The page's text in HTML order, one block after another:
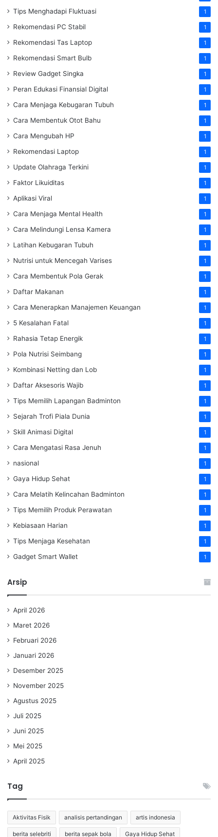
Tips Menghadapi Fluktuasi 1
Rekomendasi PC Stabil 1
Rekomendasi Tas Laptop 1
Rekomendasi Smart Bulb 1
Review Gadget Singka 1
Peran Edukasi Finansial Digital 1
Cara Menjaga Kebugaran Tubuh 1
Cara Membentuk Otot Bahu 1
Cara Mengubah HP 1
Rekomendasi Laptop 1
Update Olahraga Terkini 1
Faktor Likuiditas 1
Aplikasi Viral 1
Cara Menjaga Mental Health 1
Cara Melindungi Lensa Kamera 1
Latihan Kebugaran Tubuh 1
Nutrisi untuk Mencegah Varises 1
Cara Membentuk Pola Gerak 1
Daftar Makanan 1
Cara Menerapkan Manajemen Keuangan 1
5 Kesalahan Fatal 1
Rahasia Tetap Energik 1
Pola Nutrisi Seimbang 1
Kombinasi Netting dan Lob 1
Daftar Aksesoris Wajib 1
Tips Memilih Lapangan Badminton 1
Sejarah Trofi Piala Dunia 1
Skill Animasi Digital 1
Cara Mengatasi Rasa Jenuh 1
nasional 1
Gaya Hidup Sehat 1
Cara Melatih Kelincahan Badminton 1
Tips Memilih Produk Perawatan 1
Kebiasaan Harian 1
Tips Menjaga Kesehatan 1
Gadget Smart Wallet 1
Arsip
April 2026
Maret 2026
Februari 2026
Januari 2026
Desember 2025
November 2025
Agustus 2025
Juli 2025
Juni 2025
Mei 2025
April 2025
Tag
Aktivitas Fisik analisis pertandingan artis indonesia
berita selebriti berita sepak bola Gaya Hidup Sehat